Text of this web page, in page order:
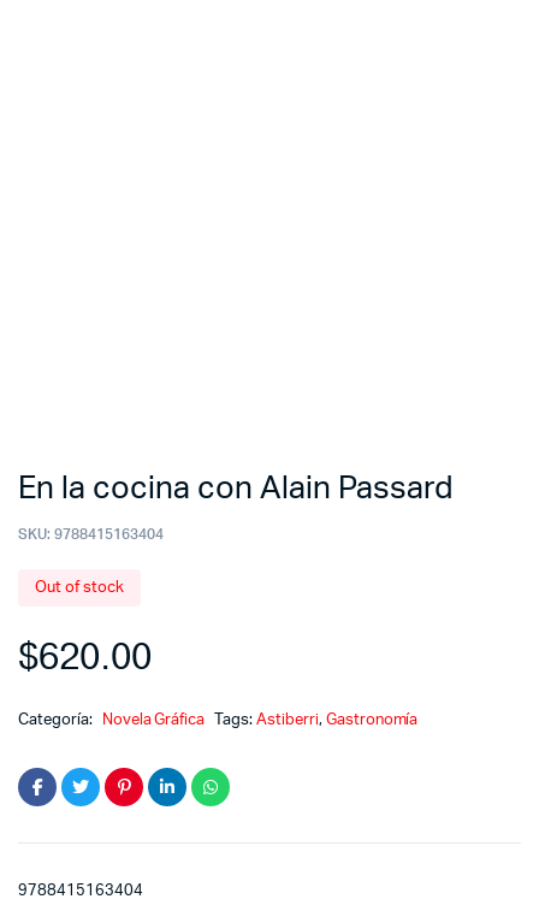
En la cocina con Alain Passard
SKU: 9788415163404
Out of stock
$620.00
Categoría: Novela Gráfica Tags:Astiberri, Gastronomía
9788415163404